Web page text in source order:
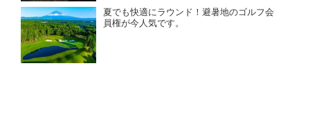
からも京都からもアクセス良好。クラブバ
スが充実、電車でも行きやすい。
夏でも快適にラウンド！避暑地のゴルフ会
員権が今人気です。